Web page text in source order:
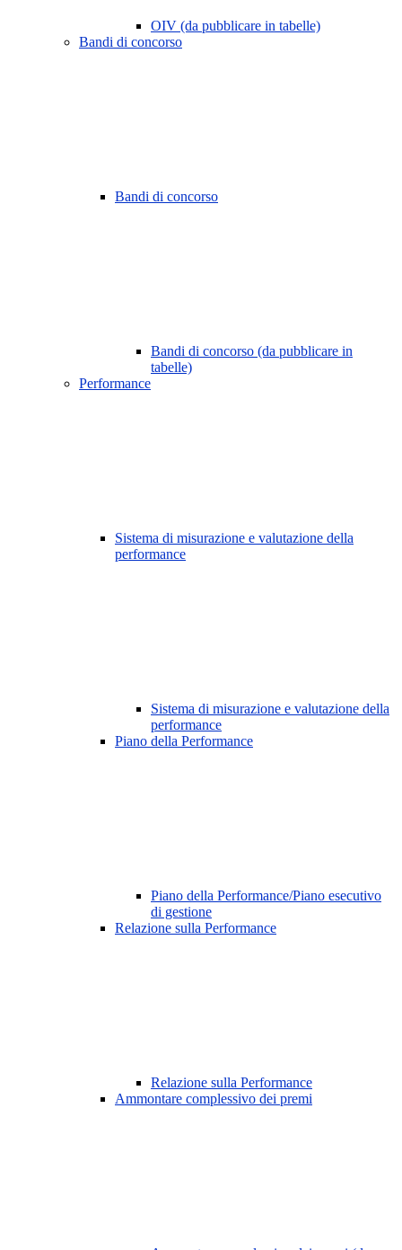
OIV (da pubblicare in tabelle)
Bandi di concorso
Bandi di concorso
Bandi di concorso (da pubblicare in
tabelle)
Performance
Sistema di misurazione e valutazione della
performance
Sistema di misurazione e valutazione della
performance
Piano della Performance
Piano della Performance/Piano esecutivo
di gestione
Relazione sulla Performance
Relazione sulla Performance
Ammontare complessivo dei premi